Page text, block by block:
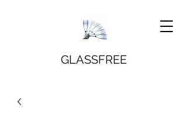
GLASSFREE